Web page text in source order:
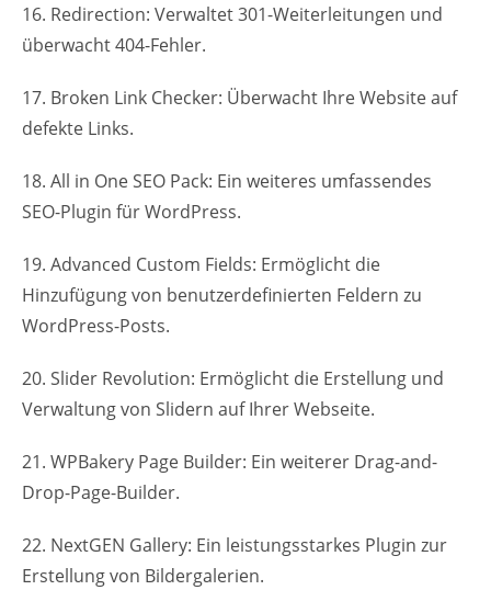
16. Redirection: Verwaltet 301-Weiterleitungen und
überwacht 404-Fehler.
17. Broken Link Checker: Überwacht Ihre Website auf
defekte Links.
18. All in One SEO Pack: Ein weiteres umfassendes
SEO-Plugin für WordPress.
19. Advanced Custom Fields: Ermöglicht die
Hinzufügung von benutzerdefinierten Feldern zu
WordPress-Posts.
20. Slider Revolution: Ermöglicht die Erstellung und
Verwaltung von Slidern auf Ihrer Webseite.
21. WPBakery Page Builder: Ein weiterer Drag-and-
Drop-Page-Builder.
22. NextGEN Gallery: Ein leistungsstarkes Plugin zur
Erstellung von Bildergalerien.